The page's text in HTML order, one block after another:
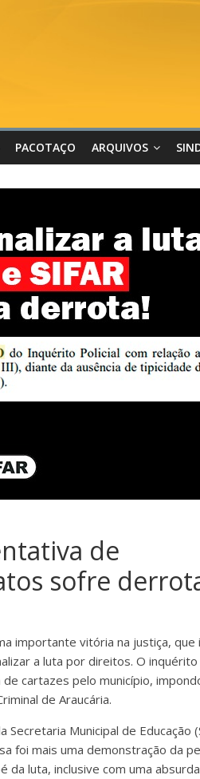
PACOTAÇO ARQUIVOS
de
sofre
importante vitória na justiça, que
a luta por direitos. O inquérito
de cartazes pelo município,
de Araucária.
Municipal de Educação
foi mais uma demonstração da
da luta, inclusive com uma absurda